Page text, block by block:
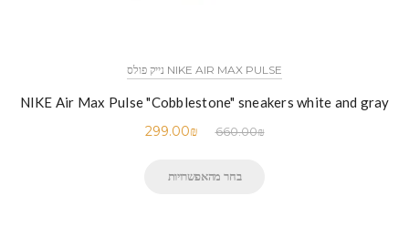
NIKE AIR MAX PULSE נייק פולס
NIKE Air Max Pulse "Cobblestone" sneakers white and gray
660.00₪
299.00₪
בחר מהאפשרויות